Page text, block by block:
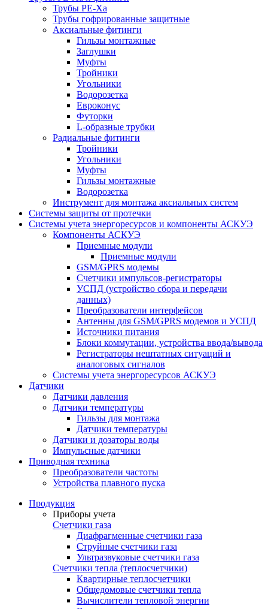
Трубы РЕ-Ха
Трубы гофрированные защитные
Аксиальные фитинги
Гильзы монтажные
Заглушки
Муфты
Тройники
Угольники
Водорозетка
Евроконус
Футорки
L-образные трубки
Радиальные фитинги
Тройники
Угольники
Муфты
Гильзы монтажные
Водорозетка
Инструмент для монтажа аксиальных систем
Системы защиты от протечки
Системы учета энергоресурсов и компоненты АСКУЭ
Компоненты АСКУЭ
Приемные модули
Приемные модули
GSM/GPRS модемы
Счетчики импульсов-регистраторы
УСПД (устройство сбора и передачи
данных)
Преобразователи интерфейсов
Антенны для GSM/GPRS модемов и УСПД
Источники питания
Блоки коммутации, устройства ввода/вывода
Регистраторы нештатных ситуаций и
аналоговых сигналов
Системы учета энергоресурсов АСКУЭ
Датчики
Датчики давления
Датчики температуры
Гильзы для монтажа
Датчики температуры
Датчики и дозаторы воды
Импульсные датчики
Приводная техника
Преобразователи частоты
Устройства плавного пуска
Продукция
Приборы учета
Счетчики газа
Диафрагменные счетчики газа
Струйные счетчики газа
Ультразвуковые счетчики газа
Счетчики тепла (теплосчетчики)
Квартирные теплосчетчики
Общедомовые счетчики тепла
Вычислители тепловой энергии